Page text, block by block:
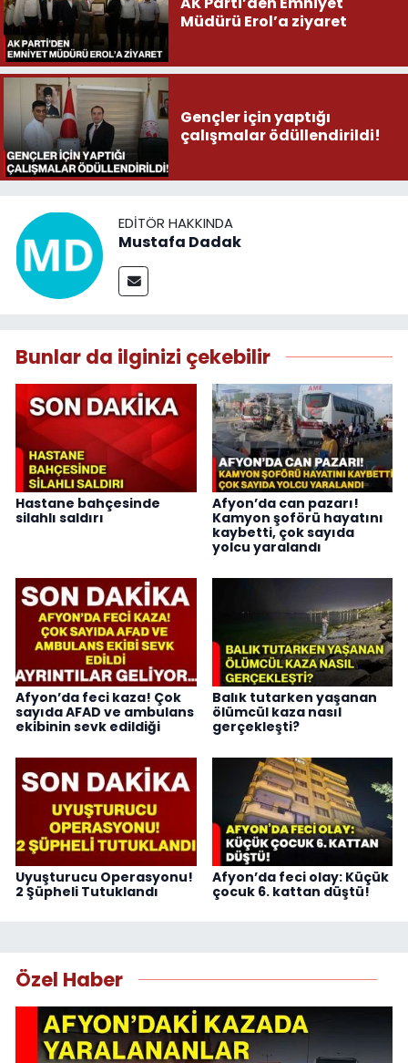
Müdürü Erol’a ziyaret
Gençler için yaptığı
çalışmalar ödüllendirildi!
EDITÖR HAKKINDA
Mustafa Dadak
Bunlar da ilginizi çekebilir
Hastane bahçesinde
silahlı saldırı
Afyon’da can pazarı!
Kamyon şoförü hayatını
kaybetti, çok sayıda
yolcu yaralandı
Afyon’da feci kaza! Çok
sayıda AFAD ve ambulans
ekibinin sevk edildiği
Balık tutarken yaşanan
ölümcül kaza nasıl
gerçekleşti?
Uyuşturucu Operasyonu!
2 Şüpheli Tutuklandı
Afyon’da feci olay: Küçük
çocuk 6. kattan düştü!
Özel Haber